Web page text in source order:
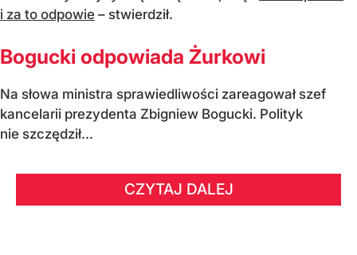
i za to odpowie – stwierdził.
Bogucki odpowiada Żurkowi
Na słowa ministra sprawiedliwości zareagował szef
kancelarii prezydenta Zbigniew Bogucki. Polityk
nie szczędził...
CZYTAJ DALEJ